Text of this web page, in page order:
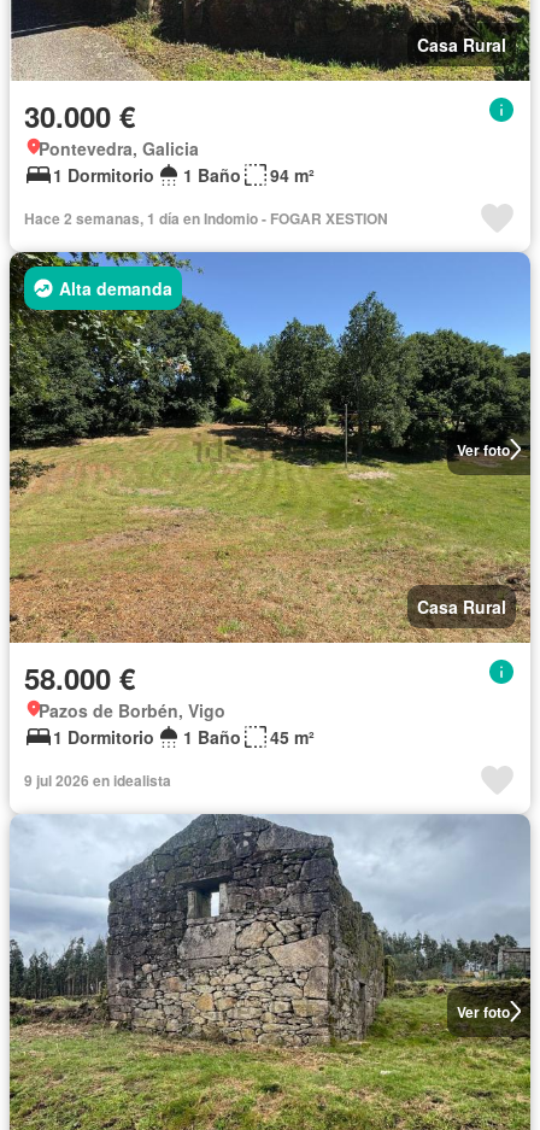
Casa Rural
30.000 €
Pontevedra, Galicia
1 Dormitorio
1 Baño 94 m²
Hace 2 semanas, 1 día en Indomio - FOGAR XESTION
Ver foto
Alta demanda
Casa Rural
58.000 €
Pazos de Borbén, Vigo
1 Dormitorio
1 Baño 45 m²
9 jul 2026 en idealista
Ver foto